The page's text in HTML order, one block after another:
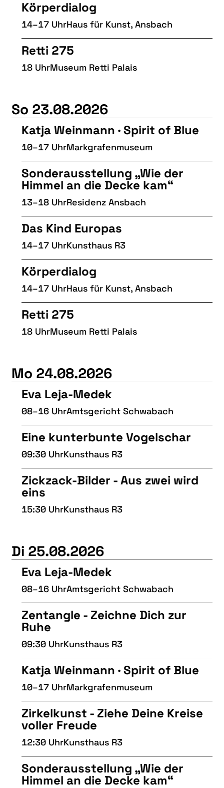
Körperdialog
14–17 UhrHaus für Kunst, Ansbach
Retti 275
18 UhrMuseum Retti Palais
So 23.08.2026
Katja Weinmann · Spirit of Blue
10–17 UhrMarkgrafenmuseum
Sonderausstellung „Wie der
Himmel an die Decke kam“
13–18 UhrResidenz Ansbach
Das Kind Europas
14–17 UhrKunsthaus R3
Körperdialog
14–17 UhrHaus für Kunst, Ansbach
Retti 275
18 UhrMuseum Retti Palais
Mo 24.08.2026
Eva Leja-Medek
08–16 UhrAmtsgericht Schwabach
Eine kunterbunte Vogelschar
09:30 UhrKunsthaus R3
Zickzack-Bilder - Aus zwei wird
eins
15:30 UhrKunsthaus R3
Di 25.08.2026
Eva Leja-Medek
08–16 UhrAmtsgericht Schwabach
Zentangle - Zeichne Dich zur
Ruhe
09:30 UhrKunsthaus R3
Katja Weinmann · Spirit of Blue
10–17 UhrMarkgrafenmuseum
Zirkelkunst - Ziehe Deine Kreise
voller Freude
12:30 UhrKunsthaus R3
Sonderausstellung „Wie der
Himmel an die Decke kam“